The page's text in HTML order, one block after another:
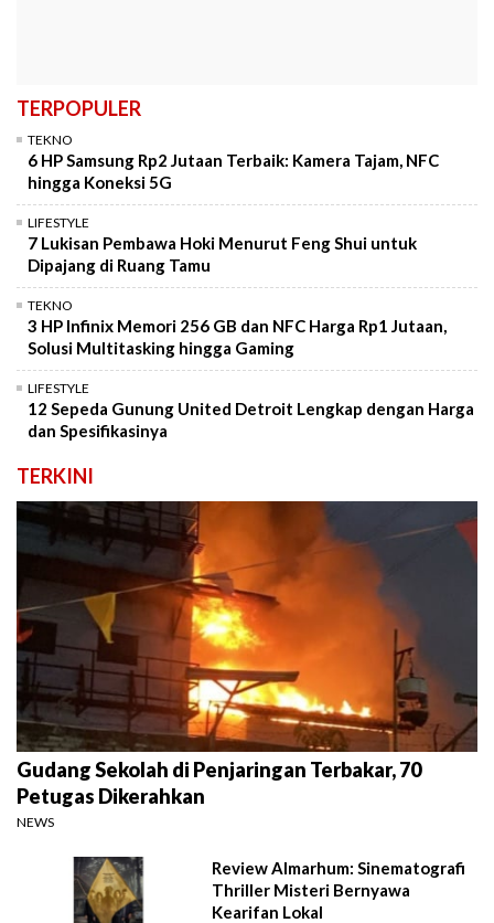
TERPOPULER
TEKNO
6 HP Samsung Rp2 Jutaan Terbaik: Kamera Tajam, NFC
hingga Koneksi 5G
LIFESTYLE
7 Lukisan Pembawa Hoki Menurut Feng Shui untuk
Dipajang di Ruang Tamu
TEKNO
3 HP Infinix Memori 256 GB dan NFC Harga Rp1 Jutaan,
Solusi Multitasking hingga Gaming
LIFESTYLE
12 Sepeda Gunung United Detroit Lengkap dengan Harga
dan Spesifikasinya
TERKINI
Gudang Sekolah di Penjaringan Terbakar, 70
Petugas Dikerahkan
NEWS
Review Almarhum: Sinematografi
Thriller Misteri Bernyawa
Kearifan Lokal